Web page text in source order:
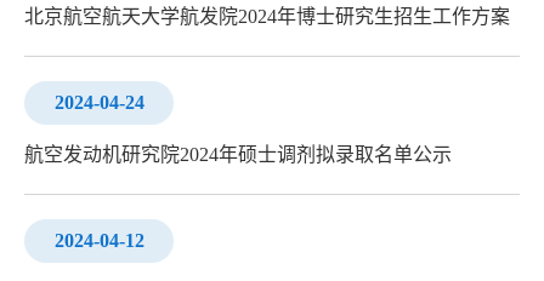
北京航空航天大学航发院2024年博士研究生招生工作方案
2024-04-24
航空发动机研究院2024年硕士调剂拟录取名单公示
2024-04-12